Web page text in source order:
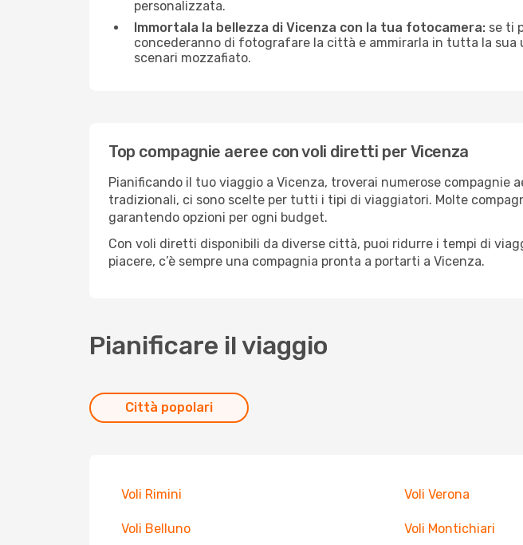
personalizzata.
Immortala la bellezza di Vicenza con la tua fotocamera: se ti
concederanno di fotografare la città e ammirarla in tutta la
scenari mozzafiato.
Top compagnie aeree con voli diretti per Vicenza
Pianificando il tuo viaggio a Vicenza, troverai numerose
tradizionali, ci sono scelte per tutti i tipi di viaggiatori. Molte
garantendo opzioni per ogni budget.
Con voli diretti disponibili da diverse città, puoi ridurre i tempi di
piacere, c’è sempre una compagnia pronta a portarti a Vicenza.
Pianificare il viaggio
Città popolari
Voli Rimini Voli Verona
Voli Belluno Voli Montichiari